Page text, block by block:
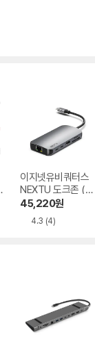
이지넷유비쿼터스
NEXTU 도크존 (10
포트/Type C)
45,220원
4.3 (4)